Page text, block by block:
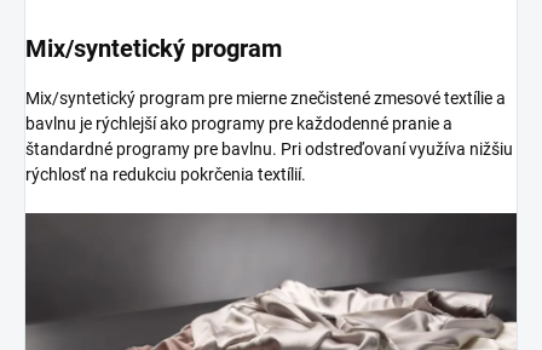
Mix/syntetický program
Mix/syntetický program pre mierne znečistené zmesové textílie a
bavlnu je rýchlejší ako programy pre každodenné pranie a
štandardné programy pre bavlnu. Pri odstreďovaní využíva nižšiu
rýchlosť na redukciu pokrčenia textílií.